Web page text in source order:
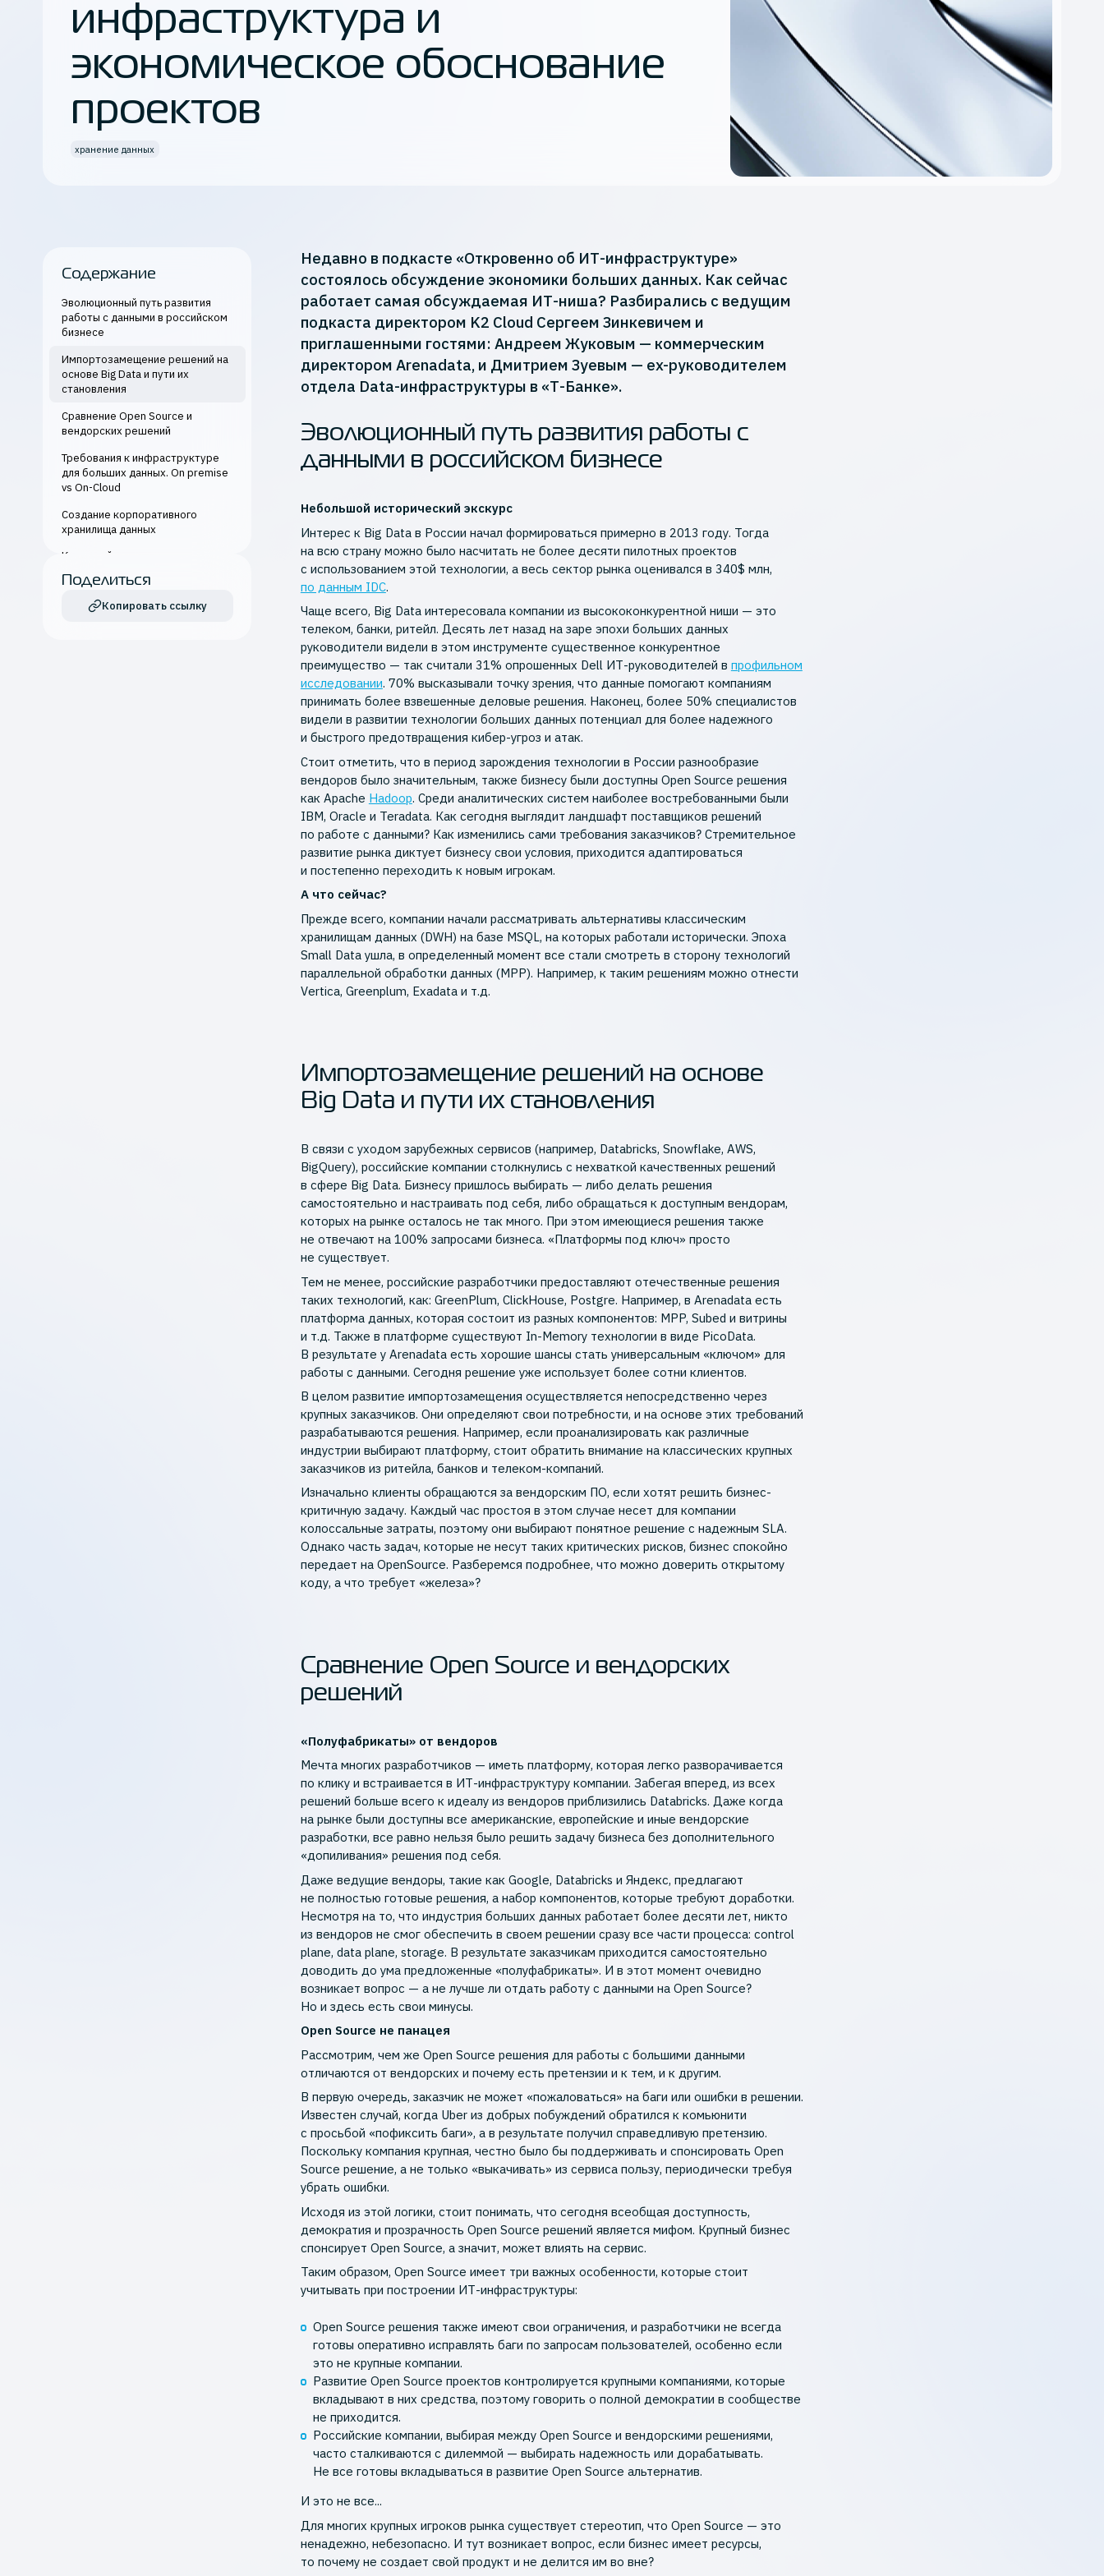
Кибербезопасность
Все продукты K2 Cloud
инфраструктура и
экономическое обоснование
проектов
хранение данных
Содержание
Эволюционный путь развития
работы с данными в российском
бизнесе
Импортозамещение решений на
основе Big Data и пути их
становления
Сравнение Open Source и
вендорских решений
Требования к инфраструктуре
для больших данных. On premise
vs On-Cloud
Создание корпоративного
хранилища данных
Кадровый «голод»: какие
специалисты нужны для
проектов Big Data
Поделиться
Копировать ссылку
Недавно в подкасте «Откровенно об ИТ-инфраструктуре»
состоялось обсуждение экономики больших данных. Как сейчас
работает самая обсуждаемая ИТ-ниша? Разбирались с ведущим
подкаста директором K2 Cloud Сергеем Зинкевичем и
приглашенными гостями: Андреем Жуковым — коммерческим
директором Arenadata, и Дмитрием Зуевым — ex-руководителем
отдела Data-инфраструктуры в «Т-Банке».
Эволюционный путь развития работы с
данными в российском бизнесе
Небольшой исторический экскурс
Интерес к Big Data в России начал формироваться примерно в 2013 году. Тогда
на всю страну можно было насчитать не более десяти пилотных проектов
с использованием этой технологии, а весь сектор рынка оценивался в 340$ млн,
по данным IDC.
Чаще всего, Big Data интересовала компании из высококонкурентной ниши — это
телеком, банки, ритейл. Десять лет назад на заре эпохи больших данных
руководители видели в этом инструменте существенное конкурентное
преимущество — так считали 31% опрошенных Dell ИТ-руководителей в профильном
исследовании. 70% высказывали точку зрения, что данные помогают компаниям
принимать более взвешенные деловые решения. Наконец, более 50% специалистов
видели в развитии технологии больших данных потенциал для более надежного
и быстрого предотвращения кибер-угроз и атак.
Стоит отметить, что в период зарождения технологии в России разнообразие
вендоров было значительным, также бизнесу были доступны Open Source решения
как Apache Hadoop. Среди аналитических систем наиболее востребованными были
IBM, Oracle и Teradata. Как сегодня выглядит ландшафт поставщиков решений
по работе с данными? Как изменились сами требования заказчиков? Стремительное
развитие рынка диктует бизнесу свои условия, приходится адаптироваться
и постепенно переходить к новым игрокам.
А что сейчас?
Прежде всего, компании начали рассматривать альтернативы классическим
хранилищам данных (DWH) на базе MSQL, на которых работали исторически. Эпоха
Small Data ушла, в определенный момент все стали смотреть в сторону технологий
параллельной обработки данных (MPP). Например, к таким решениям можно отнести
Vertica, Greenplum, Exadata и т.д.
Импортозамещение решений на основе
Big Data и пути их становления
В связи с уходом зарубежных сервисов (например, Databricks, Snowflake, AWS,
BigQuery), российские компании столкнулись с нехваткой качественных решений
в сфере Big Data. Бизнесу пришлось выбирать — либо делать решения
самостоятельно и настраивать под себя, либо обращаться к доступным вендорам,
которых на рынке осталось не так много. При этом имеющиеся решения также
не отвечают на 100% запросами бизнеса. «Платформы под ключ» просто
не существует.
Тем не менее, российские разработчики предоставляют отечественные решения
таких технологий, как: GreenPlum, ClickHouse, Postgre. Например, в Arenadata есть
платформа данных, которая состоит из разных компонентов: MPP, Subed и витрины
и т.д. Также в платформе существуют In-Memory технологии в виде PicoData.
В результате у Arenadata есть хорошие шансы стать универсальным «ключом» для
работы с данными. Сегодня решение уже использует более сотни клиентов.
В целом развитие импортозамещения осуществляется непосредственно через
крупных заказчиков. Они определяют свои потребности, и на основе этих требований
разрабатываются решения. Например, если проанализировать как различные
индустрии выбирают платформу, стоит обратить внимание на классических крупных
заказчиков из ритейла, банков и телеком-компаний.
Изначально клиенты обращаются за вендорским ПО, если хотят решить бизнес-
критичную задачу. Каждый час простоя в этом случае несет для компании
колоссальные затраты, поэтому они выбирают понятное решение с надежным SLA.
Однако часть задач, которые не несут таких критических рисков, бизнес спокойно
передает на OpenSource. Разберемся подробнее, что можно доверить открытому
коду, а что требует «железа»?
Сравнение Open Source и вендорских
решений
«Полуфабрикаты» от вендоров
Мечта многих разработчиков — иметь платформу, которая легко разворачивается
по клику и встраивается в ИТ-инфраструктуру компании. Забегая вперед, из всех
решений больше всего к идеалу из вендоров приблизились Databricks. Даже когда
на рынке были доступны все американские, европейские и иные вендорские
разработки, все равно нельзя было решить задачу бизнеса без дополнительного
«допиливания» решения под себя.
Даже ведущие вендоры, такие как Google, Databricks и Яндекс, предлагают
не полностью готовые решения, а набор компонентов, которые требуют доработки.
Несмотря на то, что индустрия больших данных работает более десяти лет, никто
из вендоров не смог обеспечить в своем решении сразу все части процесса: control
plane, data plane, storage. В результате заказчикам приходится самостоятельно
доводить до ума предложенные «полуфабрикаты». И в этот момент очевидно
возникает вопрос — а не лучше ли отдать работу с данными на Open Source?
Но и здесь есть свои минусы.
Open Source не панацея
Рассмотрим, чем же Open Source решения для работы с большими данными
отличаются от вендорских и почему есть претензии и к тем, и к другим.
В первую очередь, заказчик не может «пожаловаться» на баги или ошибки в решении.
Известен случай, когда Uber из добрых побуждений обратился к комьюнити
с просьбой «пофиксить баги», а в результате получил справедливую претензию.
Поскольку компания крупная, честно было бы поддерживать и спонсировать Open
Source решение, а не только «выкачивать» из сервиса пользу, периодически требуя
убрать ошибки.
Исходя из этой логики, стоит понимать, что сегодня всеобщая доступность,
демократия и прозрачность Open Source решений является мифом. Крупный бизнес
спонсирует Open Source, а значит, может влиять на сервис.
Таким образом, Open Source имеет три важных особенности, которые стоит
учитывать при построении ИТ-инфраструктуры:
Open Source решения также имеют свои ограничения, и разработчики не всегда
готовы оперативно исправлять баги по запросам пользователей, особенно если
это не крупные компании.
Развитие Open Source проектов контролируется крупными компаниями, которые
вкладывают в них средства, поэтому говорить о полной демократии в сообществе
не приходится.
Российские компании, выбирая между Open Source и вендорскими решениями,
часто сталкиваются с дилеммой — выбирать надежность или дорабатывать.
Не все готовы вкладываться в развитие Open Source альтернатив.
И это не все...
Для многих крупных игроков рынка существует стереотип, что Open Source — это
ненадежно, небезопасно. И тут возникает вопрос, если бизнес имеет ресурсы,
то почему не создает свой продукт и не делится им во вне?